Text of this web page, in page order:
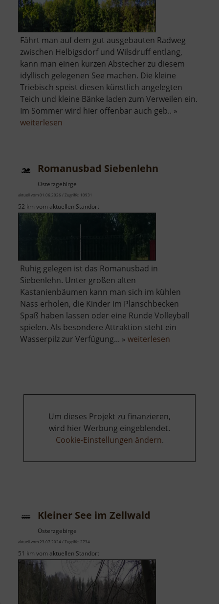
Fährt man auf dem gut ausgebauten Radweg
zwischen Helbigsdorf und Wilsdruff entlang,
kann man einen kurzen Abstecher zu diesem
idyllisch gelegenen See machen. Die kleine
Triebisch speist diesen künstlich angelegten
Teich und kleine Bänke laden zum Verweilen ein.
Im Sommer wird hier offenbar auch geb.. »
weiterlesen
kleinen
Triebisch
Romanusbad Siebenlehn
Osterzgebirge
aktuell vom 01.06.2026 / Zugriffe: 10931
52 km vom aktuellen Standort
Ruhig gelegen ist das Romanusbad in
Siebenlehn. Unter großen alten
Kastanienbäumen kann man sich im kühlen
Nass erholen, die Kinder im Planschbecken
Spaß haben lassen oder eine Runde Volleyball
spielen. Als besondere Attraktion steht ein
Wasserpilz zur Verfügung... » weiterlesen
Um dieses Projekt zu finanzieren,
wird hier Werbung eingeblendet.
Cookie-Einstellungen ändern.
Kleiner See im Zellwald
Osterzgebirge
aktuell vom 23.07.2024 / Zugriffe: 2734
51 km vom aktuellen Standort